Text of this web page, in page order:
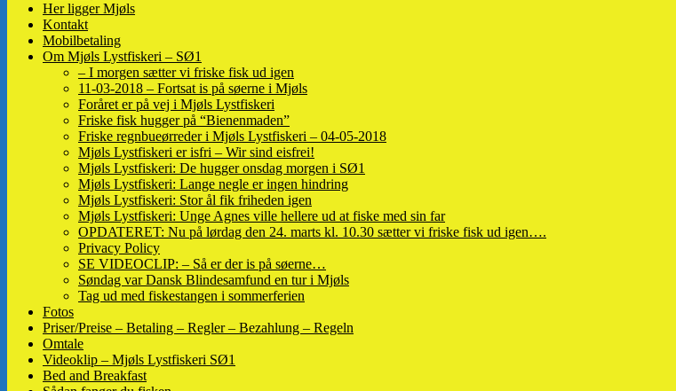
Her ligger Mjøls
Kontakt
Mobilbetaling
Om Mjøls Lystfiskeri – SØ1
– I morgen sætter vi friske fisk ud igen
11-03-2018 – Fortsat is på søerne i Mjøls
Foråret er på vej i Mjøls Lystfiskeri
Friske fisk hugger på “Bienenmaden”
Friske regnbueørreder i Mjøls Lystfiskeri – 04-05-2018
Mjøls Lystfiskeri er isfri – Wir sind eisfrei!
Mjøls Lystfiskeri: De hugger onsdag morgen i SØ1
Mjøls Lystfiskeri: Lange negle er ingen hindring
Mjøls Lystfiskeri: Stor ål fik friheden igen
Mjøls Lystfiskeri: Unge Agnes ville hellere ud at fiske med sin far
OPDATERET: Nu på lørdag den 24. marts kl. 10.30 sætter vi friske fisk ud igen….
Privacy Policy
SE VIDEOCLIP: – Så er der is på søerne…
Søndag var Dansk Blindesamfund en tur i Mjøls
Tag ud med fiskestangen i sommerferien
Fotos
Priser/Preise – Betaling – Regler – Bezahlung – Regeln
Omtale
Videoklip – Mjøls Lystfiskeri SØ1
Bed and Breakfast